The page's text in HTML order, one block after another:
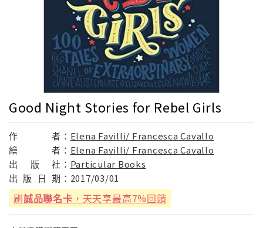
Good Night Stories for Rebel Girls
作 者： Elena Favilli/ Francesca Cavallo
繪
者： Elena Favilli/ Francesca Cavallo
出
版 社： Particular Books
出 版 日 期： 2017/03/01
刷誠品聯名卡 ，天天享最高7%回饋